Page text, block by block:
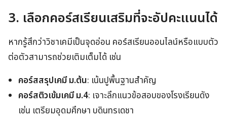
3. เลือกคอร์สเรียนเสริมที่จะอัปคะแนนได้
หากรู้สึกว่าวิชาเคมีเป็นจุดอ่อน คอร์สเรียนออนไลน์หรือแบบตัว
ต่อตัวสามารถช่วยเติมเต็มได้ เช่น
คอร์สสรุปเคมี ม.ต้น: เน้นปูพื้นฐานสำคัญ
คอร์สติวเข้มเคมี ม.4: เจาะลึกแนวข้อสอบของโรงเรียนดัง
เช่น เตรียมอุดมศึกษา บดินทรเดชา